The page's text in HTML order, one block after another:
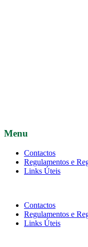
Menu
Contactos
Regulamentos e
Links Úteis
Contactos
Regulamentos e
Links Úteis